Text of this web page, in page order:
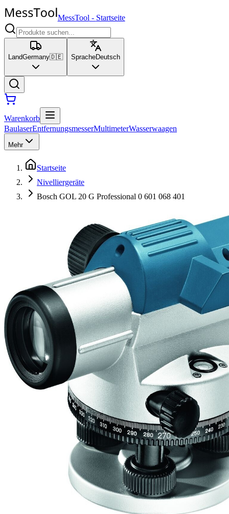
MessTool - Startseite
LandGermany🇩🇪 SpracheDeutsch
Warenkorb
BaulaserEntfernungsmesserMultimeterWasserwaagen
Mehr
Startseite
Nivelliergeräte
Bosch GOL 20 G Professional 0 601 068 401